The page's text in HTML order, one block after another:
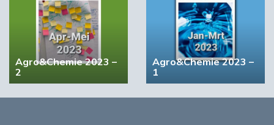
Agro&Chemie 2023 –
2
Agro&Chemie 2023 –
1